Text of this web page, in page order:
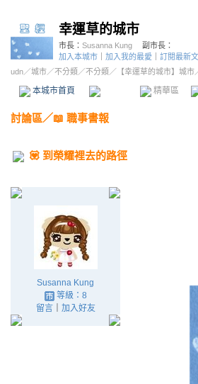
幸運草的城市
市長： Susanna Kung
副市長：
加入本城市
加入我的最愛
訂閱最新
udn／城市／不分類 ／不分類 ／ 【幸運草的城市】城市
本城市首頁 精華區
討論區／📖 職事書報
💟 到榮耀裡去的路徑
Susanna Kung
等級：8
留言｜ 加入好友